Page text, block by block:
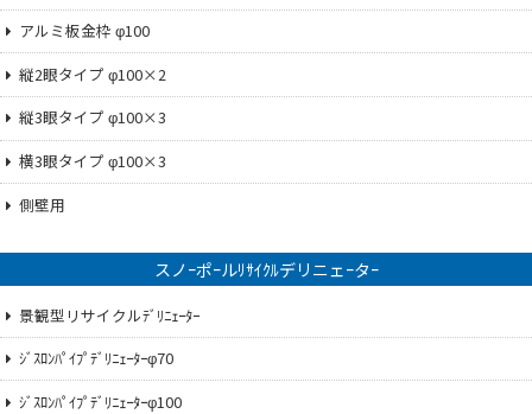
アルミ板金枠 φ100
縦2眼タイプ φ100×2
縦3眼タイプ φ100×3
横3眼タイプ φ100×3
側壁用
スノｰポｰルﾘｻｲｸﾙデリニェｰタｰ
景観型リサイクルﾃﾞﾘﾆｪｰﾀｰ
ｼﾞｽﾛﾝﾊﾟｲﾌﾟﾃﾞﾘﾆｪｰﾀｰφ70
ｼﾞｽﾛﾝﾊﾟｲﾌﾟﾃﾞﾘﾆｪｰﾀｰφ100